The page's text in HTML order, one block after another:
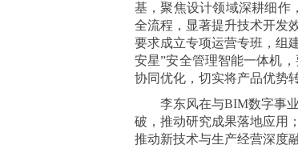
基，聚焦设计领域深耕细作
全流程，显著提升技术开发
要求成立专项运营专班，组
安星”安全管理智能一体机
协同优化，切实将产品优势
李东风在与BIM数字事
破，推动研究成果落地应用
推动新技术与生产经营深度